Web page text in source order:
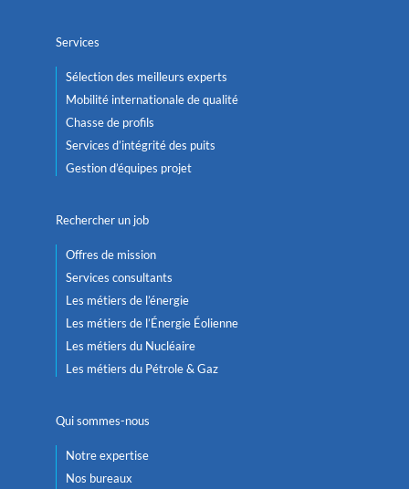
Services
Sélection des meilleurs experts
Mobilité internationale de qualité
Chasse de profils
Services d’intégrité des puits
Gestion d’équipes projet
Rechercher un job
Offres de mission
Services consultants
Les métiers de l’énergie
Les métiers de l’Énergie Éolienne
Les métiers du Nucléaire
Les métiers du Pétrole & Gaz
Qui sommes-nous
Notre expertise
Nos bureaux